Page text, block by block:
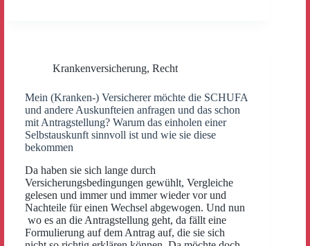
Krankenversicherung, Recht
Mein (Kranken-) Versicherer möchte die SCHUFA
und andere Auskunfteien anfragen und das schon
mit Antragstellung? Warum das einholen einer
Selbstauskunft sinnvoll ist und wie sie diese
bekommen
Da haben sie sich lange durch
Versicherungsbedingungen gewühlt, Vergleiche
gelesen und immer und immer wieder vor und
Nachteile für einen Wechsel abgewogen. Und nun
wo es an die Antragstellung geht, da fällt eine
Formulierung auf dem Antrag auf, die sie sich